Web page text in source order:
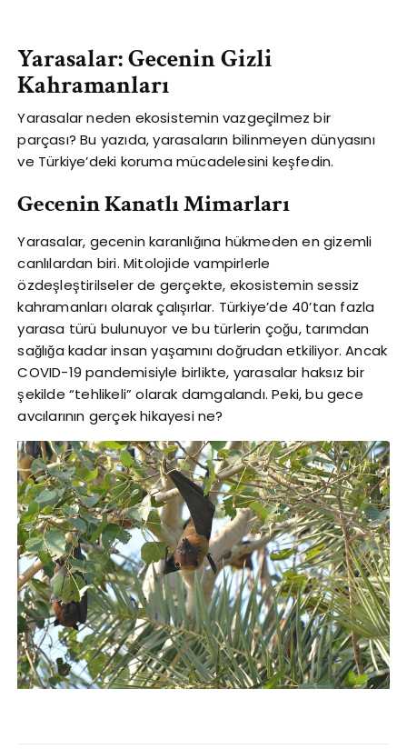
Yarasalar: Gecenin Gizli
Kahramanları
Yarasalar neden ekosistemin vazgeçilmez bir
parçası? Bu yazıda, yarasaların bilinmeyen dünyasını
ve Türkiye’deki koruma mücadelesini keşfedin.
Gecenin Kanatlı Mimarları
Yarasalar, gecenin karanlığına hükmeden en gizemli
canlılardan biri. Mitolojide vampirlerle
özdeşleştirilseler de gerçekte, ekosistemin sessiz
kahramanları olarak çalışırlar. Türkiye’de 40’tan fazla
yarasa türü bulunuyor ve bu türlerin çoğu, tarımdan
sağlığa kadar insan yaşamını doğrudan etkiliyor. Ancak
COVID-19 pandemisiyle birlikte, yarasalar haksız bir
şekilde “tehlikeli” olarak damgalandı. Peki, bu gece
avcılarının gerçek hikayesi ne?